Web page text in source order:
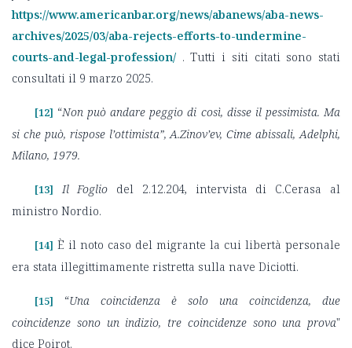
https://www.americanbar.org/news/abanews/aba-news-
archives/2025/03/aba-rejects-efforts-to-undermine-
courts-and-legal-profession/ . Tutti i siti citati sono stati
consultati il 9 marzo 2025.
[12] “Non può andare peggio di così, disse il pessimista. Ma
si che può, rispose l’ottimista”, A.Zinov’ev, Cime abissali, Adelphi,
Milano, 1979.
[13] Il Foglio del 2.12.204, intervista di C.Cerasa al
ministro Nordio.
[14] È il noto caso del migrante la cui libertà personale
era stata illegittimamente ristretta sulla nave Diciotti.
[15] “Una coincidenza è solo una coincidenza, due
coincidenze sono un indizio, tre coincidenze sono una prova"
dice Poirot.